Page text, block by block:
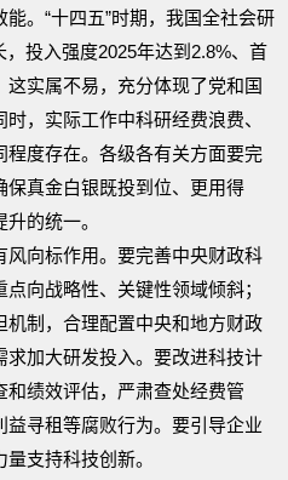
。“十四五”时期，我国全社会研
投入强度2025年达到2.8%、首
实属不易，充分体现了党和国
，实际工作中科研经费浪费、
度存在。各级各有关方面要完
真金白银既投到位、更用得
的统一。
风向标作用。要完善中央财政科
向战略性、关键性领域倾斜；
制，合理配置中央和地方财政
加大研发投入。要改进科技计
绩效评估，严肃查处经费管
寻租等腐败行为。要引导企业
支持科技创新。